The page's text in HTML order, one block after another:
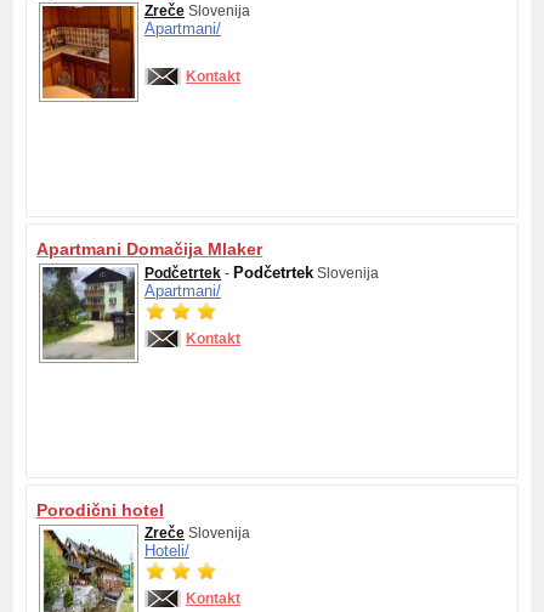
Zreče Slovenija
Apartmani/
Kontakt
Apartmani Domačija Mlaker
Podčetrtek - Podčetrtek Slovenija
Apartmani/
Kontakt
Porodični hotel
Zreče Slovenija
Hoteli/
Kontakt